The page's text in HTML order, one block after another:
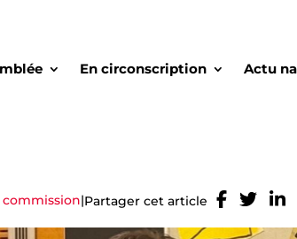
En circonscription Actu
commission|Partager cet article